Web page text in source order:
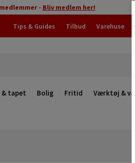
- Bliv medlem her!
Tips & Guides Tilbud Varehuse
& tapet Bolig Fritid Værktøj &